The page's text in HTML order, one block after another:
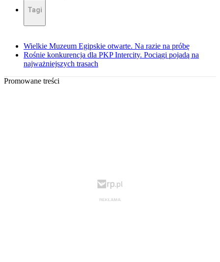
Tagi
Wielkie Muzeum Egipskie otwarte. Na razie na próbę
Rośnie konkurencja dla PKP Intercity. Pociągi pojadą na
najważniejszych trasach
Promowane treści